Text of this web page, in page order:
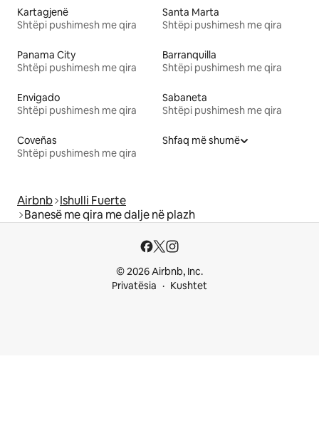
Kartagjenë
Shtëpi pushimesh me qira
Santa Marta
Shtëpi pushimesh me qira
Panama City
Shtëpi pushimesh me qira
Barranquilla
Shtëpi pushimesh me qira
Envigado
Shtëpi pushimesh me qira
Sabaneta
Shtëpi pushimesh me qira
Coveñas
Shtëpi pushimesh me qira
Shfaq më shumë
Airbnb Ishulli Fuerte
Banesë me qira me dalje në plazh
© 2026 Airbnb, Inc.
Privatësia
Kushtet